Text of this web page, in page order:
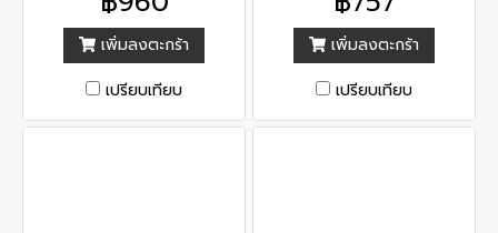
เพิ่มลงตะกร้า
เปรียบเทียบ
เพิ่มลงตะกร้า
เปรียบเทียบ